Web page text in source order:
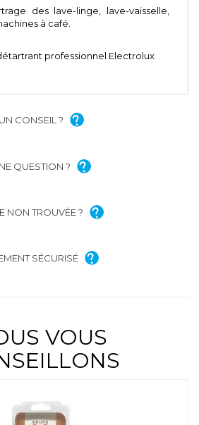
des lave-linge, lave-vaisselle,
à café.
professionnel Electrolux
UN CONSEIL ?
QUESTION ?
NON TROUVÉE ?
SÉCURISÉ
VOUS